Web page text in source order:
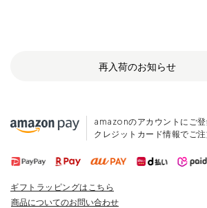
再入荷のお知らせ
amazonのアカウントにご登
クレジットカード情報でご注
ギフトラッピングはこちら
商品についてのお問い合わせ